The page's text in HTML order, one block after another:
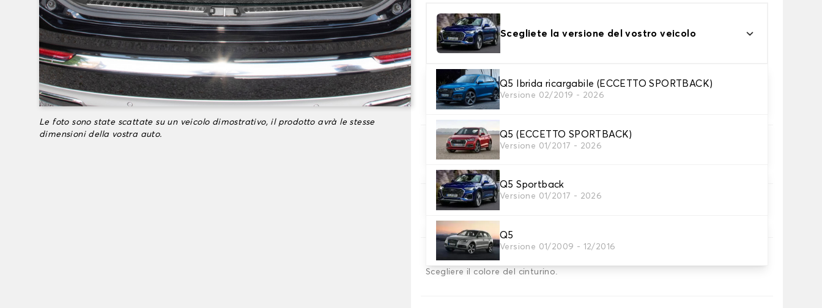
Le foto sono state scattate su un veicolo dimostrativo, il prodotto avrà le stesse
dimensioni della vostra auto.
Scegliete la versione del vostro veicolo
Q5 Ibrida ricargabile (ECCETTO SPORTBACK)
Versione 02/2019 - 2026
Q5 (ECCETTO SPORTBACK)
Versione 01/2017 - 2026
Q5 Sportback
Versione 01/2017 - 2026
Q5
Versione 01/2009 - 12/2016
2. Materiale
scegli il materiale del tappetini per baule
3. Colori dei tappetini
Scegli il materiale del tappetino baule.
4. Materiale della cinghia
5. Colore dela cinghia
Scegliere il colore del cinturino.